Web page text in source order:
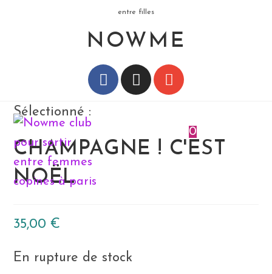
entre filles
NOWME
0
Sélectionné :
CHAMPAGNE ! C'EST
NOËL
35,00€
En rupture de stock